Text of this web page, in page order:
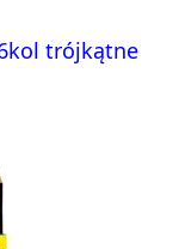
trójkątne